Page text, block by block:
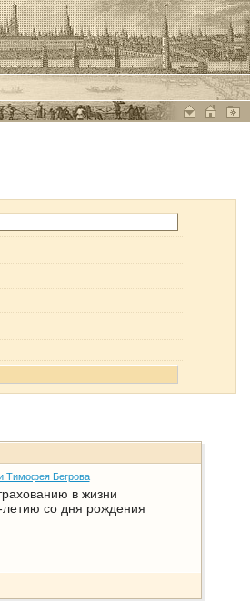
Тимофея Бегрова
в жизни
летию со дня рождения